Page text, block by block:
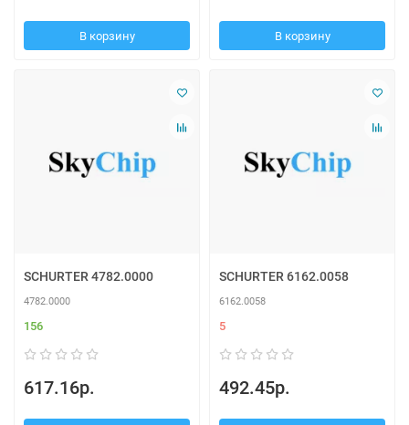
В корзину В корзину
SCHURTER 4782.0000
4782.0000
156
617.16р.
SCHURTER 6162.0058
6162.0058
5
492.45р.